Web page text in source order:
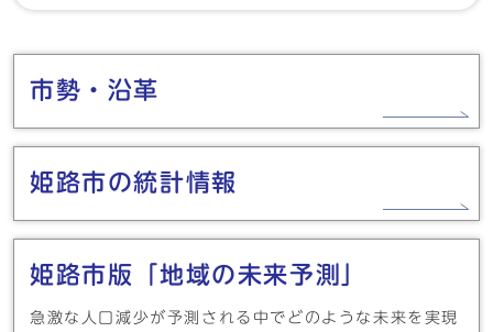
メインメニュー
市勢・沿革
姫路市の統計情報
姫路市版「地域の未来予測」
急激な人口減少が予測される中でどのような未来を実現